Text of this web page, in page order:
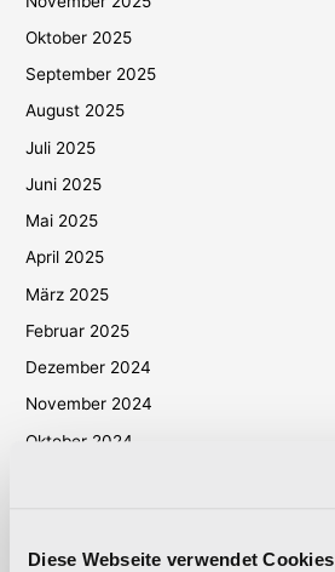
Diese Webseite verwendet Cookies
Oktober 2025
September 2025
August 2025
Juli 2025
Juni 2025
Mai 2025
April 2025
März 2025
Februar 2025
Dezember 2024
November 2024
Oktober 2024
Juli 2024